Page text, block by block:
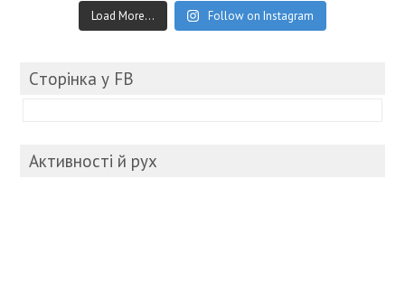
Load More... Follow on Instagram
Cторінка у FB
Активності й рух